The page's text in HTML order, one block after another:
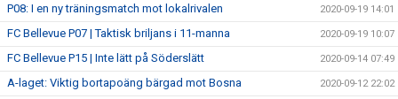
P08: I en ny träningsmatch mot lokalrivalen 2020-09-19 14:01
FC Bellevue P07 | Taktisk briljans i 11-manna 2020-09-19 10:07
FC Bellevue P15 | Inte lätt på Söderslätt 2020-09-14 07:49
A-laget: Viktig bortapoäng bärgad mot Bosna 2020-09-12 22:02